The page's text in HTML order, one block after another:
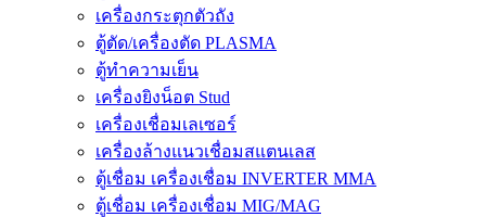
เครื่องกระตุกตัวถัง
ตู้ตัด/เครื่องตัด PLASMA
ตู้ทำความเย็น
เครื่องยิงน็อต Stud
เครื่องเชื่อมเลเซอร์
เครื่องล้างแนวเชื่อมสแตนเลส
ตู้เชื่อม เครื่องเชื่อม INVERTER MMA
ตู้เชื่อม เครื่องเชื่อม MIG/MAG